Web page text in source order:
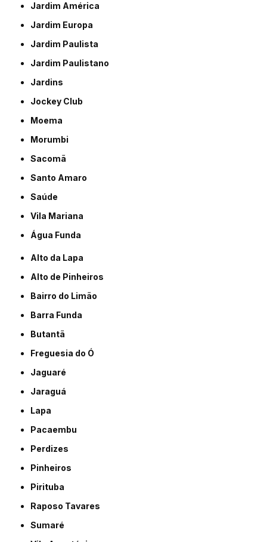
Jardim América
Jardim Europa
Jardim Paulista
Jardim Paulistano
Jardins
Jockey Club
Moema
Morumbi
Sacomã
Santo Amaro
Saúde
Vila Mariana
Água Funda
Alto da Lapa
Alto de Pinheiros
Bairro do Limão
Barra Funda
Butantã
Freguesia do Ó
Jaguaré
Jaraguá
Lapa
Pacaembu
Perdizes
Pinheiros
Pirituba
Raposo Tavares
Sumaré